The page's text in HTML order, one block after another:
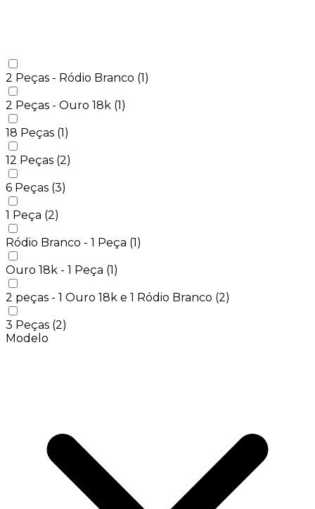
2 Peças - Ródio Branco (1)
2 Peças - Ouro 18k (1)
18 Peças (1)
12 Peças (2)
6 Peças (3)
1 Peça (2)
Ródio Branco - 1 Peça (1)
Ouro 18k - 1 Peça (1)
2 peças - 1 Ouro 18k e 1 Ródio Branco (2)
3 Peças (2)
Modelo